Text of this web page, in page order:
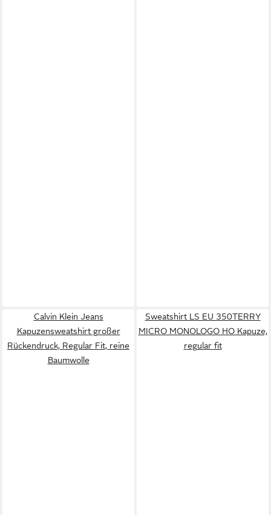
Calvin Klein Jeans
Kapuzensweatshirt großer
Rückendruck, Regular Fit, reine
Baumwolle
Sweatshirt LS EU 350TERRY
MICRO MONOLOGO HO Kapuze,
regular fit